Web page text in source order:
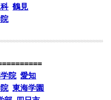
鶴見
院 愛知
東海学園